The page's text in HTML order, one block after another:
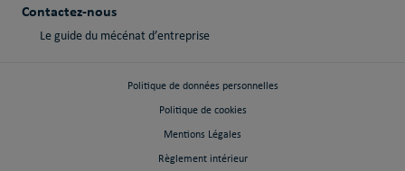
Contactez-nous
Le guide du mécénat d’entreprise
Politique de données personnelles
Politique de cookies
Mentions Légales
Règlement intérieur